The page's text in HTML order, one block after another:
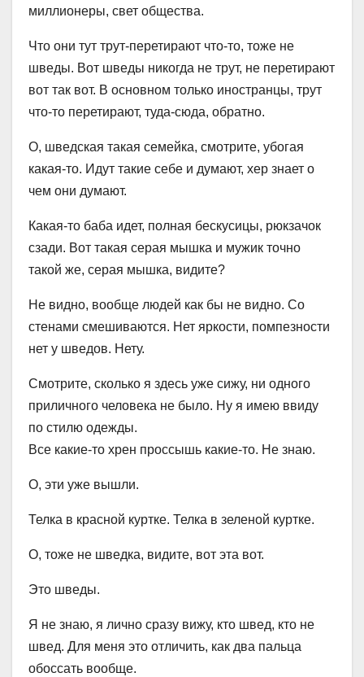
миллионеры, свет общества.
Что они тут трут-перетирают что-то, тоже не
шведы. Вот шведы никогда не трут, не перетирают
вот так вот. В основном только иностранцы, трут
что-то перетирают, туда-сюда, обратно.
О, шведская такая семейка, смотрите, убогая
какая-то. Идут такие себе и думают, хер знает о
чем они думают.
Какая-то баба идет, полная бескусицы, рюкзачок
сзади. Вот такая серая мышка и мужик точно
такой же, серая мышка, видите?
Не видно, вообще людей как бы не видно. Со
стенами смешиваются. Нет яркости, помпезности
нет у шведов. Нету.
Смотрите, сколько я здесь уже сижу, ни одного
приличного человека не было. Ну я имею ввиду
по стилю одежды.
Все какие-то хрен проссышь какие-то. Не знаю.
О, эти уже вышли.
Телка в красной куртке. Телка в зеленой куртке.
О, тоже не шведка, видите, вот эта вот.
Это шведы.
Я не знаю, я лично сразу вижу, кто швед, кто не
швед. Для меня это отличить, как два пальца
обоссать вообще.